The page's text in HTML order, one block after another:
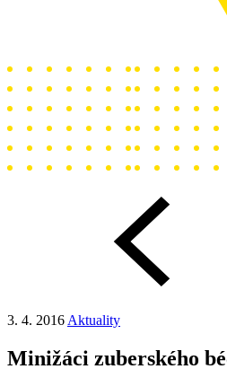
3. 4. 2016 Aktuality
Minižáci zuberského